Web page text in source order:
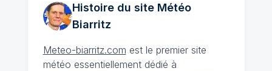
Histoire du site Météo
Biarritz
Meteo-biarritz.com est le premier site
météo essentiellement dédié à